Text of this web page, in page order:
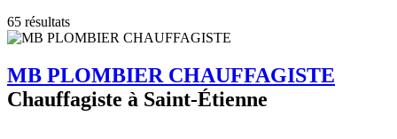
65 résultats
MB PLOMBIER CHAUFFAGISTE
Chauffagiste à Saint-Étienne